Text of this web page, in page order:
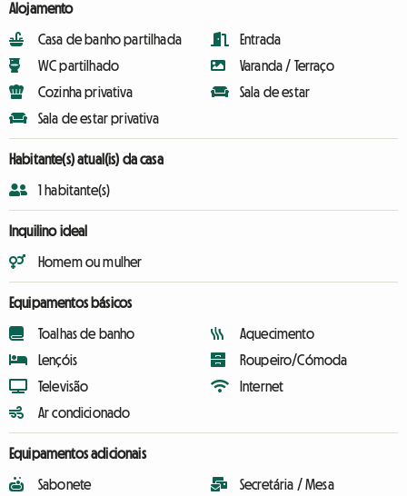
Alojamento
Casa de banho partilhada
WC partilhado
Cozinha privativa
Sala de estar privativa
Entrada
Varanda / Terraço
Sala de estar
Habitante(s) atual(is) da casa
1 habitante(s)
Inquilino ideal
Homem ou mulher
Equipamentos básicos
Toalhas de banho
Lençóis
Televisão
Ar condicionado
Aquecimento
Roupeiro/Cómoda
Internet
Equipamentos adicionais
Sabonete
Secretária / Mesa